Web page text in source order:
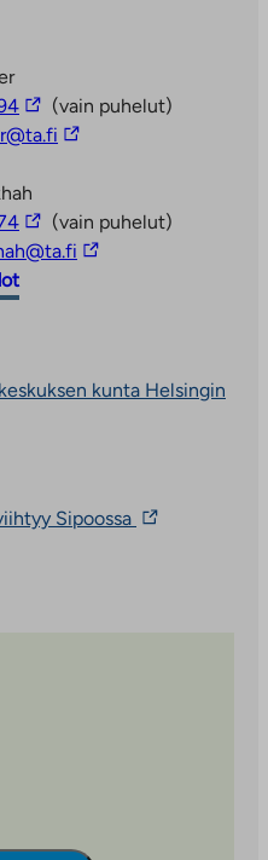
Linkki
vie
palveluun
(vain puhelut)
Linkki
palveluun
Linkki
vie
ulkopuoliseen
palveluun
(vain puhelut)
Linkki
kunta Helsingin
Sipoossa Linkki